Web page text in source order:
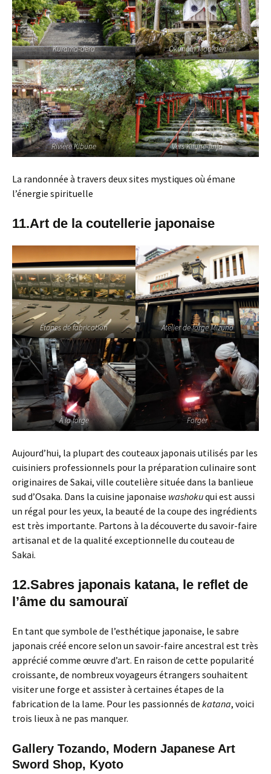
Kurama-dera Okunoin Mao-den
Rivière Kibune Vers Kifune-jinja
La randonnée à travers deux sites mystiques où émane
l’énergie spirituelle
11.Art de la coutellerie japonaise
Étapes de fabrication Atelier de forge Mizuno
À la forge Forger
Aujourd’hui, la plupart des couteaux japonais utilisés par les
cuisiniers professionnels pour la préparation culinaire sont
originaires de Sakai, ville coutelière située dans la banlieue
sud d’Osaka. Dans la cuisine japonaise washokuqui est aussi
un régal pour les yeux, la beauté de la coupe des ingrédients
est très importante. Partons à la découverte du savoir-faire
artisanal et de la qualité exceptionnelle du couteau de
Sakai.
12.Sabres japonais katana, le reflet de
l’âme du samouraï
En tant que symbole de l’esthétique japonaise, le sabre
japonais créé encore selon un savoir-faire ancestral est très
apprécié comme œuvre d’art. En raison de cette popularité
croissante, de nombreux voyageurs étrangers souhaitent
visiter une forge et assister à certaines étapes de la
fabrication de la lame. Pour les passionnés de katana, voici
trois lieux à ne pas manquer.
Gallery Tozando, Modern Japanese Art
Sword Shop, Kyoto